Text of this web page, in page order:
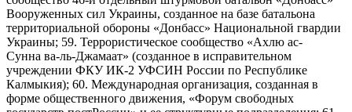
Вооруженных сил Украины, созданное на базе батальона
территориальной обороны «Донбасс» Национальной гвардии
Украины; 59. Террористическое сообщество «Ахлю ас-
Сунна ва-ль-Джамаат» (созданное в исправительном
учреждении ФКУ ИК-2 УФСИН России по Республике
Калмыкия); 60. Международная организация, созданная в
форме общественного движения, «Форум свободных